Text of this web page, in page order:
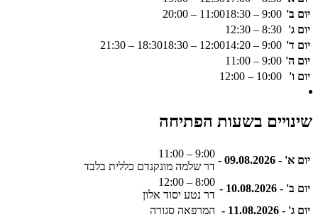
יום ב' 9:00 – 11:00
18:30 – 20:00
יום ג' 8:30 – 12:30
יום ד' 9:00 – 12:00
14:20 – 18:30
18:30 – 21:30
יום ה' 9:00 – 11:00
יום ו'
10:00 – 12:00
שינויים בשעות הפתיחה
יום א' - 09.08.2026 -
9:00 – 11:00
דר שלמה מונקנדם כללית בלבד
יום ב' - 10.08.2026 -
8:00 – 12:00
דר נטע יסוד אלון
יום ג' - 11.08.2026 -
המרפאה סגורה